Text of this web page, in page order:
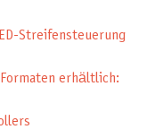
Streifensteuerung
Formaten erhältlich: